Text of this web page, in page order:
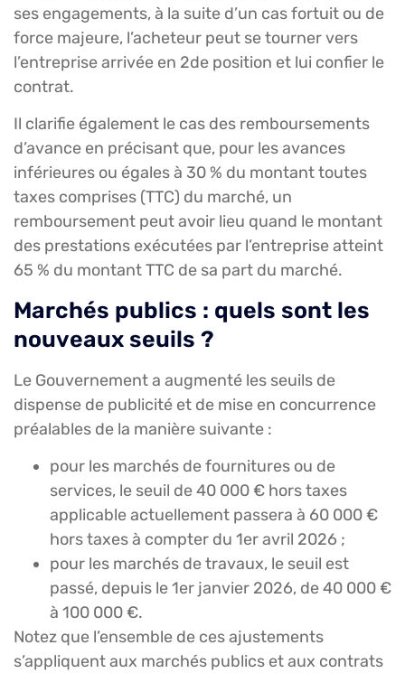
ses engagements, à la suite d’un cas fortuit ou de
force majeure, l’acheteur peut se tourner vers
l’entreprise arrivée en 2de position et lui confier le
contrat.
Il clarifie également le cas des remboursements
d’avance en précisant que, pour les avances
inférieures ou égales à 30 % du montant toutes
taxes comprises (TTC) du marché, un
remboursement peut avoir lieu quand le montant
des prestations exécutées par l’entreprise atteint
65 % du montant TTC de sa part du marché.
Marchés publics : quels sont les
nouveaux seuils ?
Le Gouvernement a augmenté les seuils de
dispense de publicité et de mise en concurrence
préalables de la manière suivante :
pour les marchés de fournitures ou de
services, le seuil de 40 000 € hors taxes
applicable actuellement passera à 60 000 €
hors taxes à compter du 1er avril 2026 ;
pour les marchés de travaux, le seuil est
passé, depuis le 1er janvier 2026, de 40 000 €
à 100 000 €.
Notez que l’ensemble de ces ajustements
s’appliquent aux marchés publics et aux contrats